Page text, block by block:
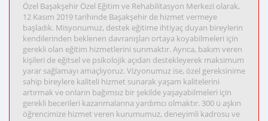
Özel Başakşehir Özel Eğitim ve Rehabilitasyon Merkezi olarak,
12 Kasım 2019 tarihinde Başakşehir de hizmet vermeye
başladık. Misyonumuz, destek eğitime ihtiyaç duyan bireylerin
kendilerinden beklenen davranışları ortaya koyabilmeleri için
gerekli olan eğitim hizmetlerini sunmaktır. Ayrıca, bakım veren
kişileri de eğitsel ve psikolojik açıdan destekleyerek maksimum
yarar sağlamayı amaçlıyoruz. Vizyonumuz ise, özel gereksinime
sahip bireylere kaliteli hizmet sunarak yaşam kalitelerini
artırmak ve onların bağımsız bir şekilde yaşayabilmeleri için
gerekli becerileri kazanmalarına yardımcı olmaktır. 300 ü aşkın
öğrencimize hizmet veren kurumumuz, deneyimli kadrosu ve